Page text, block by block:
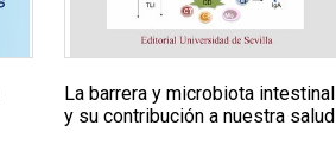
La barrera y microbiota intestinal
y su contribución a nuestra salud